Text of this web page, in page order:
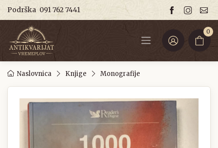
Podrška 091 762 7441
0
Naslovnica Knjige Monografije